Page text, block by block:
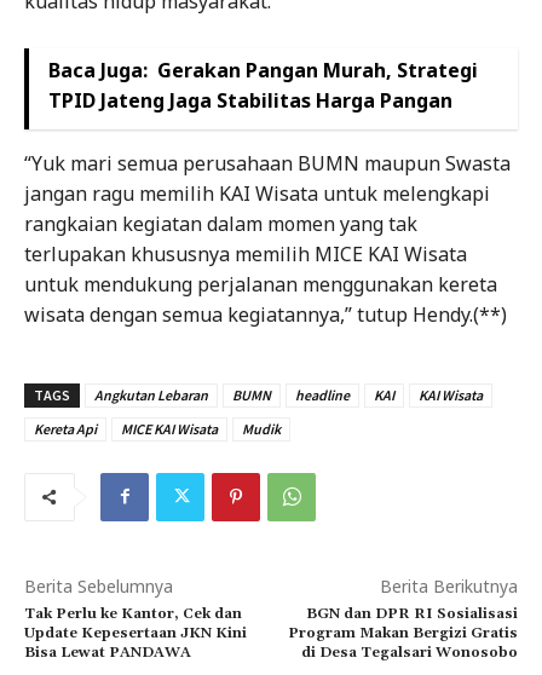
Baca Juga: Gerakan Pangan Murah, Strategi
TPID Jateng Jaga Stabilitas Harga Pangan
“Yuk mari semua perusahaan BUMN maupun Swasta
jangan ragu memilih KAI Wisata untuk melengkapi
rangkaian kegiatan dalam momen yang tak
terlupakan khususnya memilih MICE KAI Wisata
untuk mendukung perjalanan menggunakan kereta
wisata dengan semua kegiatannya,” tutup Hendy.(**)
TAGS Angkutan Lebaran BUMN headline KAI
KAI Wisata
Kereta Api
MICE KAI Wisata Mudik
Berita Sebelumnya
Tak Perlu ke Kantor, Cek dan
Update Kepesertaan JKN Kini
Bisa Lewat PANDAWA
Berita Berikutnya
BGN dan DPR RI Sosialisasi
Program Makan Bergizi Gratis
di Desa Tegalsari Wonosobo